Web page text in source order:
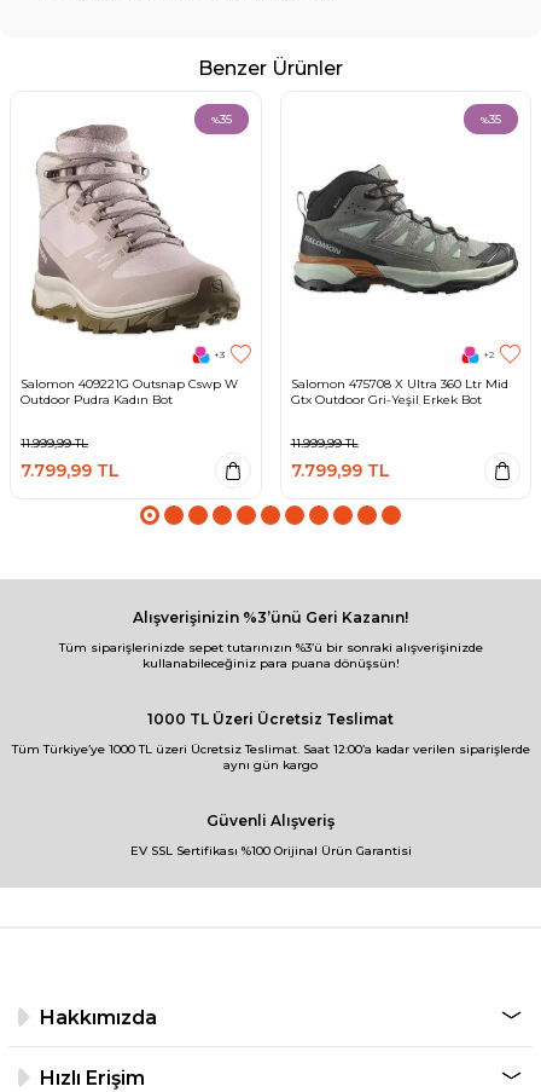
Benzer Ürünler
%35
+3
Salomon 409221G Outsnap Cswp W
Outdoor Pudra Kadın Bot
11.999,99TL
7.799,99 TL
%35
+2
Salomon 475708 X Ultra 360 Ltr Mid
Gtx Outdoor Gri-Yeşil Erkek Bot
11.999,99TL
7.799,99TL
Alışverişinizin %3’ünü Geri Kazanın!
Tüm siparişlerinizde sepet tutarınızın %3’ü bir sonraki alışverişinizde
kullanabileceğiniz para puana dönüşsün!
1000 TL Üzeri Ücretsiz Teslimat
Tüm Türkiye’ye 1000 TL üzeri Ücretsiz Teslimat. Saat 12:00’a kadar verilen siparişlerde
aynı gün kargo
Güvenli Alışveriş
EV SSL Sertifikası %100 Orijinal Ürün Garantisi
Hakkımızda
Hızlı Erişim